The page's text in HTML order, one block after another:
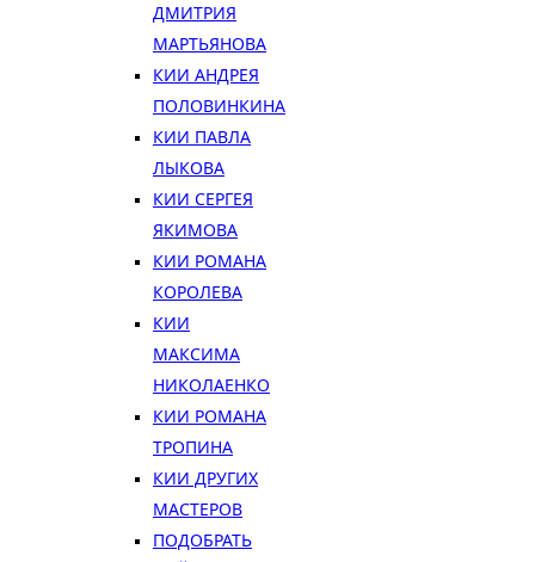
ДМИТРИЯ
МАРТЬЯНОВА
КИИ АНДРЕЯ
ПОЛОВИНКИНА
КИИ ПАВЛА
ЛЫКОВА
КИИ СЕРГЕЯ
ЯКИМОВА
КИИ РОМАНА
КОРОЛЕВА
КИИ
МАКСИМА
НИКОЛАЕНКО
КИИ РОМАНА
ТРОПИНА
КИИ ДРУГИХ
МАСТЕРОВ
ПОДОБРАТЬ